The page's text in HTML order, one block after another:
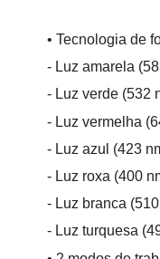
• Tecnologia de
- Luz amarela
- Luz verde (532
- Luz vermelha
- Luz azul (423
- Luz roxa (400
- Luz branca
- Luz turquesa